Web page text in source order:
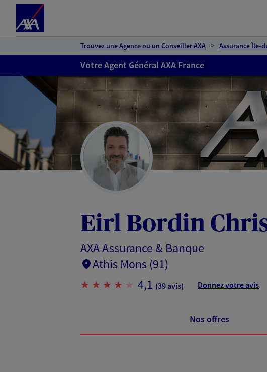
Trouvez une Agence ou un Conseiller AXA Assurance Île-
Votre Agent Général AXA France
Eirl Bordin
AXA Assurance & Banque
Athis Mons (91)
4,1 (39 avis) Donnez votre avis
Nos offres